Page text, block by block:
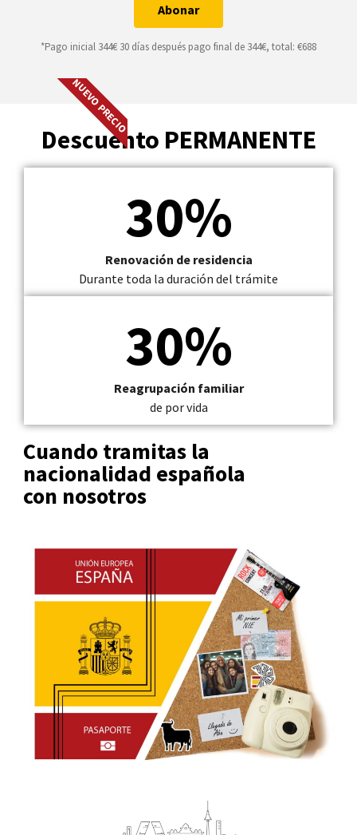
Abonar
*Pago inicial 344€ 30 días después pago final de 344€, total: €688
NUEVO PRECIO
Descuento PERMANENTE
30%
Renovación de residencia
Durante toda la duración del trámite
30%
Reagrupación familiar
de por vida
Cuando tramitas la
nacionalidad española
con nosotros